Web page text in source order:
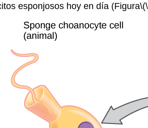
esponjosos hoy en día (Figura